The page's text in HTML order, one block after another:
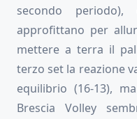
secondo
approfittano per
mettere a terra il
terzo set la reazione
equilibrio (16-13),
Brescia Volley